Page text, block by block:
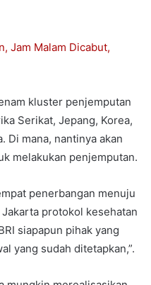
Jam Malam Dicabut,
kluster penjemputan
Serikat, Jepang, Korea,
Di mana, nantinya akan
melakukan penjemputan.
penerbangan menuju
protokol kesehatan
siapapun pihak yang
yang sudah ditetapkan,”.